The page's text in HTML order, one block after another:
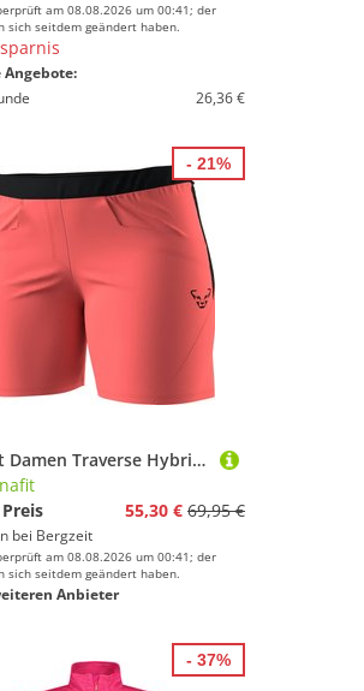
am 08.08.2026 um 00:41; der
sich seitdem geändert haben.
26,36 €
Dynafit Damen Traverse Hybrid Shorts
55,30 € 69,95 €
bei Bergzeit
am 08.08.2026 um 00:41; der
sich seitdem geändert haben.
Anbieter
- 21%
- 37%